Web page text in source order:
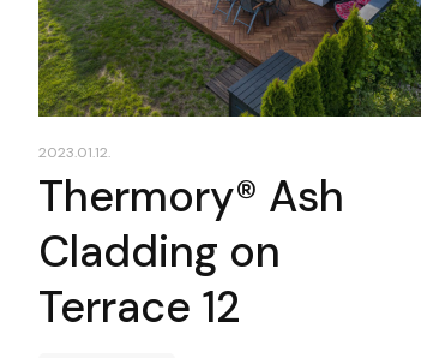
2023.01.12.
Thermory® Ash
Cladding on
Terrace 12